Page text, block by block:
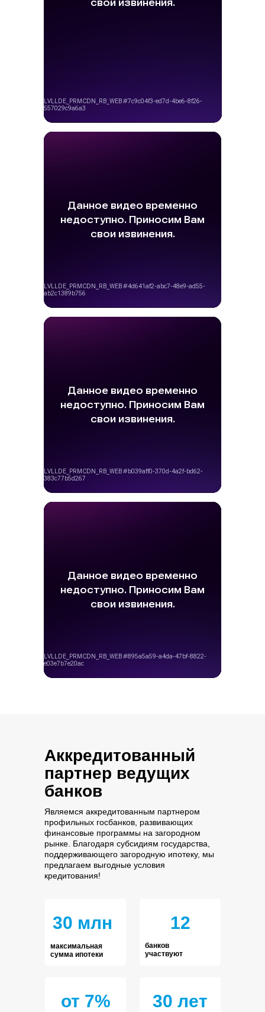
30 лет
от 7%
12
банков
участвуют
30 млн
максимальная
сумма ипотеки
Аккредитованный
партнер ведущих
банков
Являемся аккредитованным партнером
профильных госбанков, развивающих
финансовые программы на загородном
рынке. Благодаря субсидиям государства,
поддерживающего загородную ипотеку, мы
предлагаем выгодные условия
кредитования!